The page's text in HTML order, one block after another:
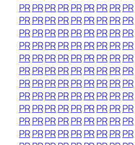
PRPRPRPRPR PRPRPRPR
PRPRPRPRPR PRPRPRPR
PRPRPRPRPR PRPRPRPR
PRPRPRPRPR PRPRPRPR
PRPRPRPRPR PRPRPRPR
PRPRPRPRPR PRPRPRPR
PRPRPRPRPR PRPRPRPR
PRPRPRPRPR PRPRPRPR
PRPRPRPRPR PRPRPRPR
PRPRPRPRPR PRPRPRPR
PRPRPRPRPR PRPRPRPR